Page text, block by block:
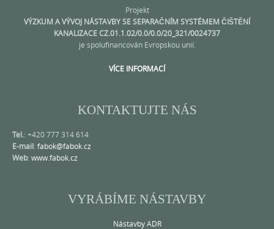
Projekt
VÝZKUM A VÝVOJ NÁSTAVBY SE SEPARAČNÍM SYSTÉMEM ČIŠTĚNÍ
KANALIZACE CZ.01.1.02/0.0/0.0/20_321/0024737
je spolufinancován Evropskou unií.
VÍCE INFORMACÍ
KONTAKTUJTE NÁS
Tel.: +420 777 314 614
E-mail: fabok@fabok.cz
Web: www.fabok.cz
VYRÁBÍME NÁSTAVBY
Nástavby ADR